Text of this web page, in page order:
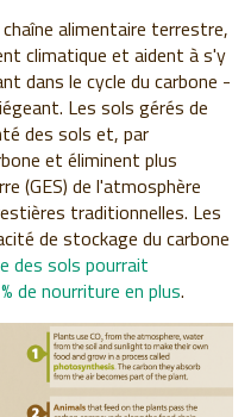
alimentaire terrestre,
climatique et aident à s'y
dans le cycle du carbone -
Les sols gérés de
des sols et, par
et éliminent plus
(GES) de l'atmosphère
traditionnelles. Les
de stockage du carbone
des sols pourrait
de nourriture en plus.